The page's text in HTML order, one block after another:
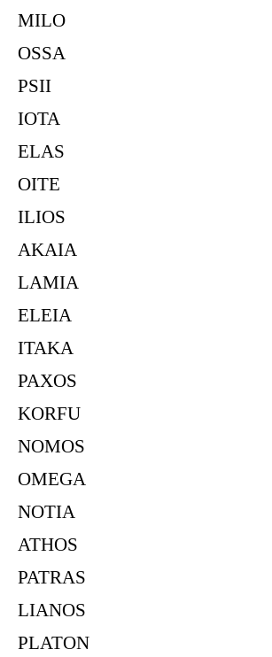
MILO
OSSA
PSII
IOTA
ELAS
OITE
ILIOS
AKAIA
LAMIA
ELEIA
ITAKA
PAXOS
KORFU
NOMOS
OMEGA
NOTIA
ATHOS
PATRAS
LIANOS
PLATON